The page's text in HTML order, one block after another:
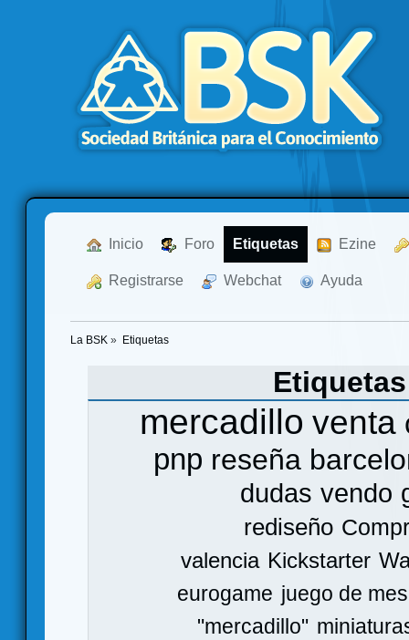
Inicio Foro Etiquetas Ezine
Registrarse Webchat Ayuda
La BSK » Etiquetas
mercadillo venta
pnp reseña
dudas vendo
rediseño
valencia Kickstarter
eurogame juego de
"mercadillo"